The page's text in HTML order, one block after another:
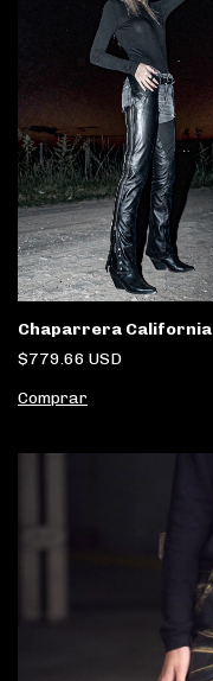
Chaparrera California
$779.66 USD
Comprar